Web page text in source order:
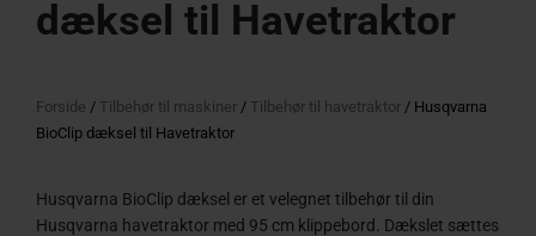
dæksel til Havetraktor
Forside / Tilbehør til maskiner / Tilbehør til havetraktor / Husqvarna
BioClip dæksel til Havetraktor
Husqvarna BioClip dæksel er et velegnet tilbehør til din
Husqvarna havetraktor med 95 cm klippebord. Dækslet sættes